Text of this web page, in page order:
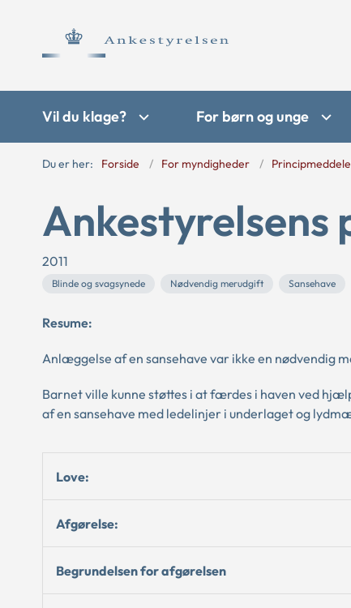
Vil du klage? For børn og unge
Du er her: Forside For myndigheder
Ankestyrelsens
2011
Blinde og svagsynede Nødvendig merudgift Sansehave
Resume:
Anlæggelse af en sansehave var ikke en nødvendig
Barnet ville kunne støttes i at færdes i haven ved
af en sansehave med ledelinjer i underlaget og
Love:
Afgørelse:
Begrundelsen for afgørelsen